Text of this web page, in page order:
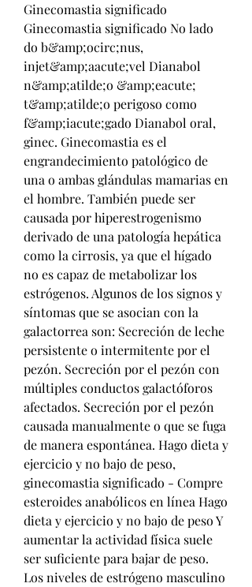
Ginecomastia significado
Ginecomastia significado No lado
do b&amp;ocirc;nus,
injet&amp;aacute;vel Dianabol
n&amp;atilde;o &amp;eacute;
t&amp;atilde;o perigoso como
f&amp;iacute;gado Dianabol oral,
ginec. Ginecomastia es el
engrandecimiento patológico de
una o ambas glándulas mamarias en
el hombre. También puede ser
causada por hiperestrogenismo
derivado de una patología hepática
como la cirrosis, ya que el hígado
no es capaz de metabolizar los
estrógenos. Algunos de los signos y
síntomas que se asocian con la
galactorrea son: Secreción de leche
persistente o intermitente por el
pezón. Secreción por el pezón con
múltiples conductos galactóforos
afectados. Secreción por el pezón
causada manualmente o que se fuga
de manera espontánea. Hago dieta y
ejercicio y no bajo de peso,
ginecomastia significado - Compre
esteroides anabólicos en línea Hago
dieta y ejercicio y no bajo de peso Y
aumentar la actividad física suele
ser suficiente para bajar de peso.
Los niveles de estrógeno masculino